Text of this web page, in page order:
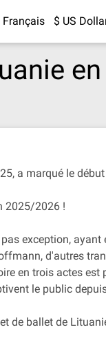
Français $ US
a marqué le
2025/2026 !
exception, ayant
d'autres
en trois actes est
le public
de ballet de